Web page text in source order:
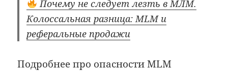
Почему не следует лезть в МЛМ.
Колоссальная разница: MLM и
реферальные продажи
Подробнее про опасности MLM